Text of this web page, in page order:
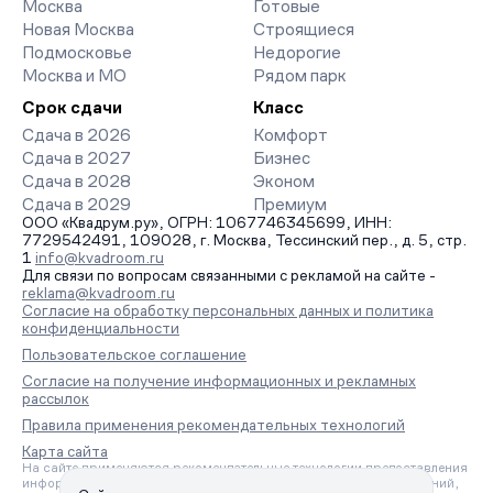
заявку на обратный звонок.
Москва
Новая Москва
Подмосковье
Москва и МО
Готовые
Строящиеся
Недорогие
Рядом парк
Срок сдачи
Сдача в 2026
Сдача в 2027
Сдача в 2028
Сдача в 2029
Класс
Комфорт
Бизнес
Эконом
Премиум
ООО «Квадрум.ру», ОГРН: 1067746345699, ИНН:
7729542491, 109028, г. Москва, Тессинский пер., д. 5, стр.
1 info@kvadroom.ru
Для связи по вопросам связанными с рекламой на сайте -
reklama@kvadroom.ru
Согласие на обработку персональных данных и политика
конфиденциальности
Пользовательское соглашение
Согласие на получение информационных и рекламных
рассылок
Правила применения рекомендательных технологий
Карта сайта
На сайте применяются рекомендательные технологии предоставления
информации на основе сбора, систематизации и анализа сведений,